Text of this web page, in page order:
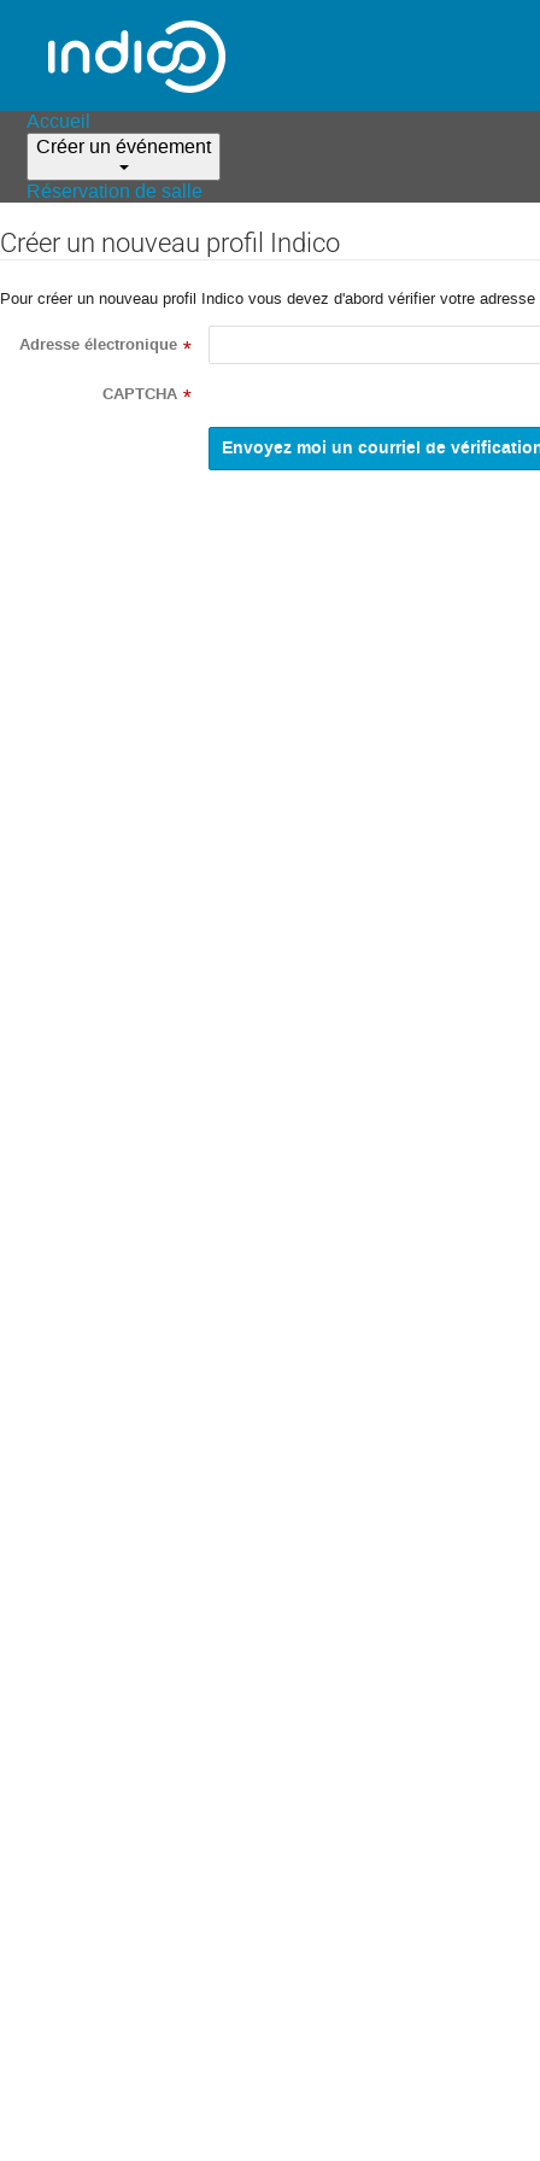
Accueil
Créer un événement
Réservation de salle
Créer un nouveau profil Indico
Pour créer un nouveau profil Indico vous devez d'abord vérifier votre
Adresse électronique *
CAPTCHA *